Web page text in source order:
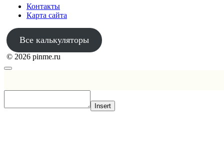
Контакты
Карта сайта
Все калькуляторы
© 2026 pinme.ru
Insert